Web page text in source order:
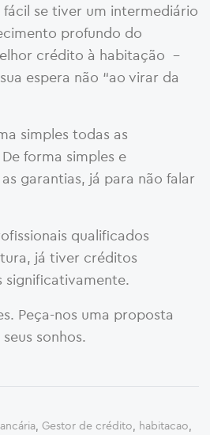
se tiver um intermediário
profundo do
crédito à habitação –
espera não “ao virar da
simples todas as
forma simples e
garantias, já para não falar
qualificados
já tiver créditos
significativamente.
Peça-nos uma proposta
sonhos.
, Gestor de crédito, habitacao,